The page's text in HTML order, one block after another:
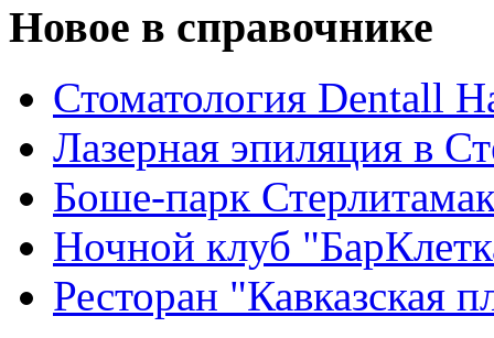
Новое в справочнике
Стоматология Dentall
Лазерная эпиляция в
Боше-парк
Ночной клуб
Ресторан "Кавказская